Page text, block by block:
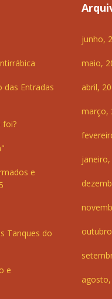
das Entradas
foi?
e
Tanques do
e
junho,
maio,
abril,
março,
janeiro,